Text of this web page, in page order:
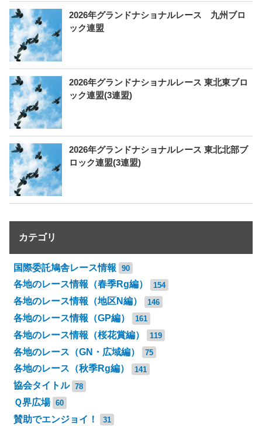
2026年グランドナショナルレース 九州ブロ
ック連盟
2026年グランドナショナルレース 東北東ブロ
ック連盟(3連盟)
2026年グランドナショナルレース 東北北部ブ
ロック連盟(3連盟)
カテゴリ
国際委託鳩舎レース情報 90
各地のレース情報（春季Rg編） 154
各地のレース情報（地区N編） 146
各地のレース情報（GP編） 161
各地のレース情報（桜花賞編） 119
各地のレース（GN・広域編） 75
各地のレース（秋季Rg編） 141
協会タイトル 78
Ｑ界広場 60
賛助でエンジョイ！ 31